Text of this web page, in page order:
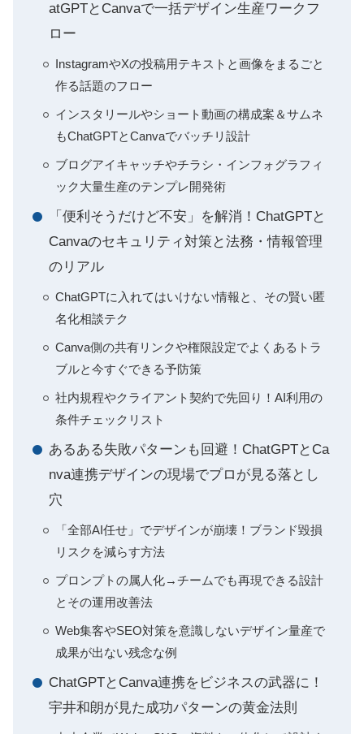
atGPTとCanvaで一括デザイン生産ワークフ
ロー
InstagramやXの投稿用テキストと画像をまるごと
作る話題のフロー
インスタリールやショート動画の構成案＆サムネ
もChatGPTとCanvaでバッチリ設計
ブログアイキャッチやチラシ・インフォグラフィ
ック大量生産のテンプレ開発術
「便利そうだけど不安」を解消！ChatGPTと
Canvaのセキュリティ対策と法務・情報管理
のリアル
ChatGPTに入れてはいけない情報と、その賢い匿
名化相談テク
Canva側の共有リンクや権限設定でよくあるトラ
ブルと今すぐできる予防策
社内規程やクライアント契約で先回り！AI利用の
条件チェックリスト
あるある失敗パターンも回避！ChatGPTとCa
nva連携デザインの現場でプロが見る落とし
穴
「全部AI任せ」でデザインが崩壊！ブランド毀損
リスクを減らす方法
プロンプトの属人化→チームでも再現できる設計
とその運用改善法
Web集客やSEO対策を意識しないデザイン量産で
成果が出ない残念な例
ChatGPTとCanva連携をビジネスの武器に！
宇井和朗が見た成功パターンの黄金法則